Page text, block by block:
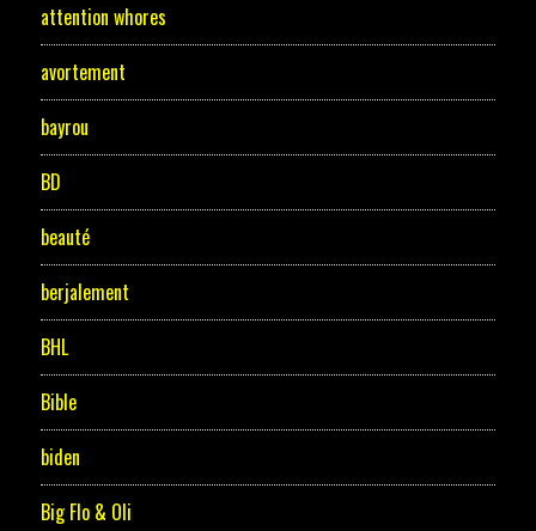
attention whores
avortement
bayrou
BD
beauté
berjalement
BHL
Bible
biden
Big Flo & Oli